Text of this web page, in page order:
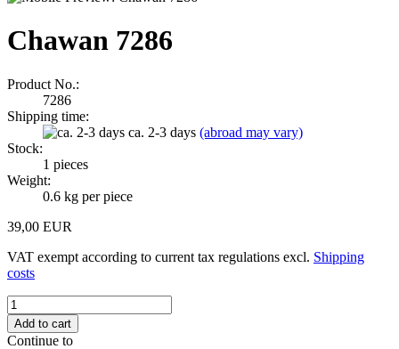
Chawan 7286
Product No.:
7286
Shipping time:
ca. 2-3 days (abroad may vary)
Stock:
1 pieces
Weight:
0.6 kg per piece
39,00 EUR
VAT exempt according to current tax regulations excl. Shipping
costs
Continue to